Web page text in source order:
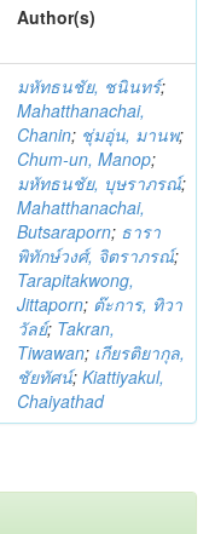
Author(s)
มหัทธนชัย, ชนินทร์;
Mahatthanachai,
Chanin; ชุ่มอุ่น, มานพ;
Chum-un, Manop;
มหัทธนชัย, บุษราภรณ์;
Mahatthanachai,
Butsaraporn; ธารา
พิทักษ์วงศ์, จิตราภรณ์;
Tarapitakwong,
Jittaporn; ต๊ะการ, ทิวา
วัลย์; Takran,
Tiwawan; เกียรติยากุล,
ชัยทัศน์; Kiattiyakul,
Chaiyathad